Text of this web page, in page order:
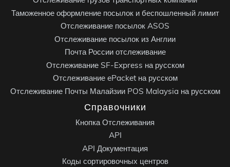
Таможенное оформление посылок и беспошленный лимит
Отслеживание посылок ASOS
Отслеживание посылок из Англии
Почта России отслеживание
Отслеживание SF-Express на русском
Отслеживание ePacket на русском
Отслеживание Почты Малайзии POS Malaysia на русском
Справочники
Кнопка Отслеживания
API
API Документация
Коды сортировочных центров